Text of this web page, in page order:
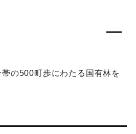
の500町歩にわたる国有林を